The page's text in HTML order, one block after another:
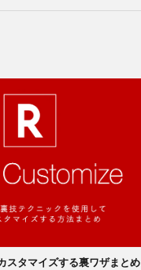
スタマイズする裏ワザまとめ